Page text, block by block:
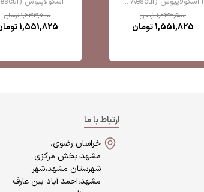
1,633,500تومان
1,551,825تومان
1,633,500تومان
1,551,825
ارتباط با ما
خراسان رضوی،
مشهد،بخش مرکزی
شهرستان مشهد،شهر
مشهد،احمد آباد بین عارف